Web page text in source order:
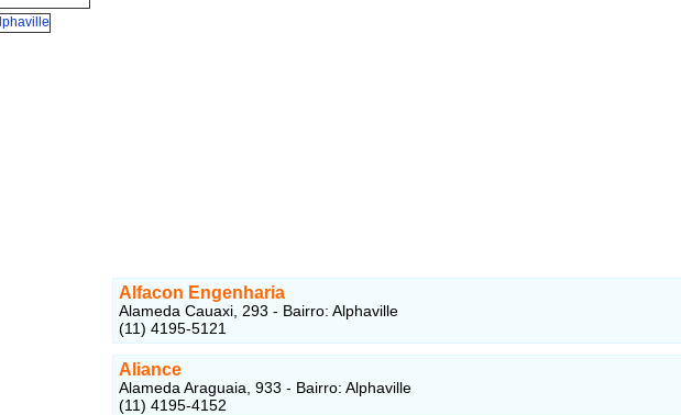
Alfacon Engenharia
Alameda Cauaxi, 293 - Bairro: Alphaville
(11) 4195-5121
Aliance
Alameda Araguaia, 933 - Bairro: Alphaville
(11) 4195-4152